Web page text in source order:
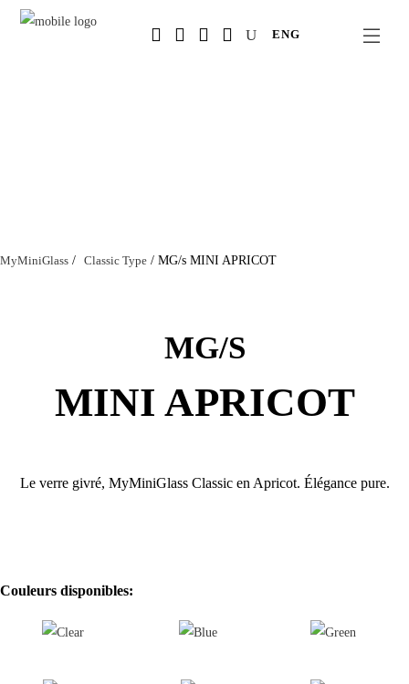
Salta
ENG
MyMiniGlass / Classic Type / MG/s MINI APRICOT
MG/S
MINI APRICOT
Le verre givré, MyMiniGlass Classic en Apricot. Élégance pure.
Couleurs disponibles: